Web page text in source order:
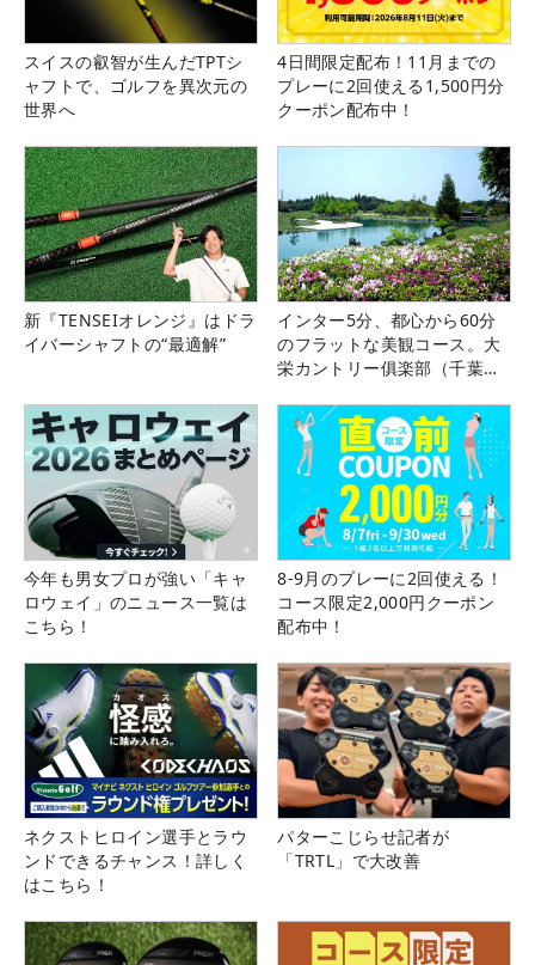
スイスの叡智が生んだTPTシ
ャフトで、ゴルフを異次元の
世界へ
4日間限定配布！11月までの
プレーに2回使える1,500円分
クーポン配布中！
新『TENSEIオレンジ』はドラ
イバーシャフトの“最適解”
インター5分、都心から60分
のフラットな美観コース。大
栄カントリー俱楽部（千葉
今年も男女プロが強い「キャ
ロウェイ」のニュース一覧は
こちら！
8-9月のプレーに2回使える！
コース限定2,000円クーポン
配布中！
ネクストヒロイン選手とラウ
ンドできるチャンス！詳しく
はこちら！
パターこじらせ記者が
「TRTL」で大改善